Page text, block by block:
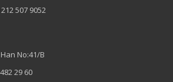
507 9052
No:41/B
29 60